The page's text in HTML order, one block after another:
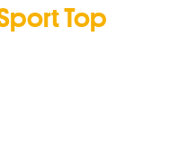
Top